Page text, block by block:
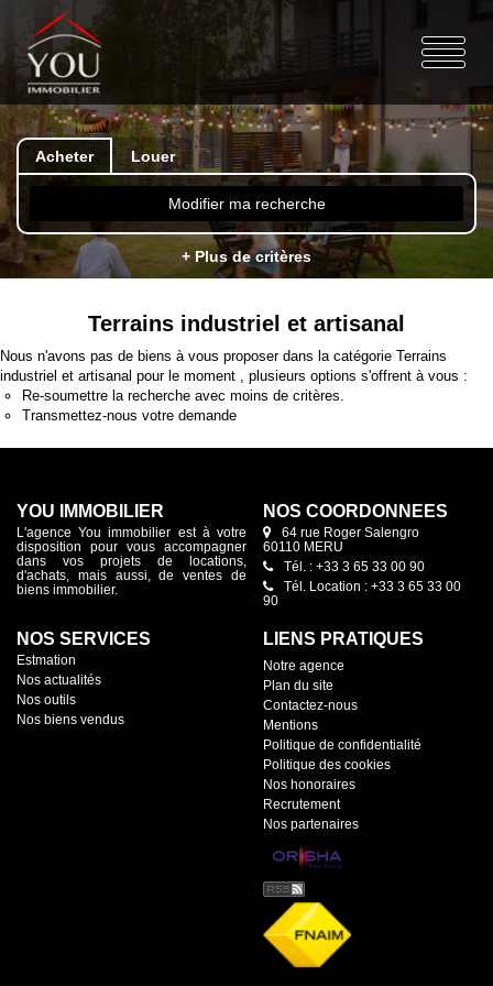
Acheter Louer
Modifier ma recherche
+ Plus de critères
Terrains industriel et artisanal
Nous n'avons pas de biens à vous proposer dans la catégorie Terrains
industriel et artisanal pour le moment , plusieurs options s'offrent à vous :
Re-soumettre la recherche avec moins de critères.
Transmettez-nous votre demande
YOU IMMOBILIER
L'agence You immobilier est à votre
disposition pour vous accompagner
dans vos projets de locations,
d'achats, mais aussi, de ventes de
biens immobilier.
NOS COORDONNÉES
64 rue Roger Salengro
60110 MERU
Tél. : +33 3 65 33 00 90
Tél. Location : +33 3 65 33 00
90
NOS SERVICES
Estmation
Nos actualités
Nos outils
Nos biens vendus
LIENS PRATIQUES
Notre agence
Plan du site
Contactez-nous
Mentions
Politique de confidentialité
Politique des cookies
Nos honoraires
Recrutement
Nos partenaires